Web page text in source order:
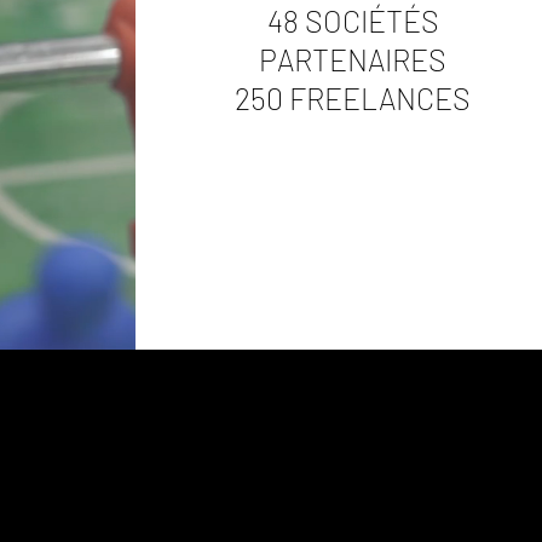
48 SOCIÉTÉS
PARTENAIRES
250 FREELANCES